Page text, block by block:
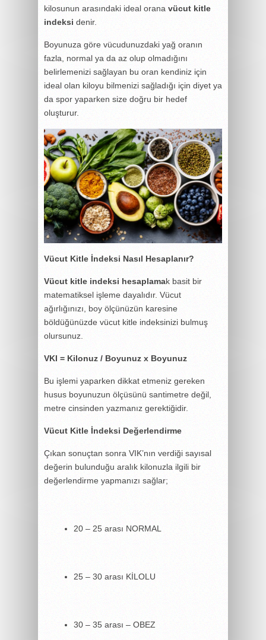
kilosunun arasındaki ideal orana vücut kitle
indeksi denir.
Boyunuza göre vücudunuzdaki yağ oranın
fazla, normal ya da az olup olmadığını
belirlemenizi sağlayan bu oran kendiniz için
ideal olan kiloyu bilmenizi sağladığı için diyet ya
da spor yaparken size doğru bir hedef
oluşturur.
Vücut Kitle İndeksi Nasıl Hesaplanır?
Vücut kitle indeksi hesaplamak basit bir
matematiksel işleme dayalıdır. Vücut
ağırlığınızı, boy ölçünüzün karesine
böldüğünüzde vücut kitle indeksinizi bulmuş
olursunuz.
VKI = Kilonuz / Boyunuz x Boyunuz
Bu işlemi yaparken dikkat etmeniz gereken
husus boyunuzun ölçüsünü santimetre değil,
metre cinsinden yazmanız gerektiğidir.
Vücut Kitle İndeksi Değerlendirme
Çıkan sonuçtan sonra VIK’nın verdiği sayısal
değerin bulunduğu aralık kilonuzla ilgili bir
değerlendirme yapmanızı sağlar;
20 – 25 arası NORMAL
25 – 30 arası KİLOLU
30 – 35 arası – OBEZ